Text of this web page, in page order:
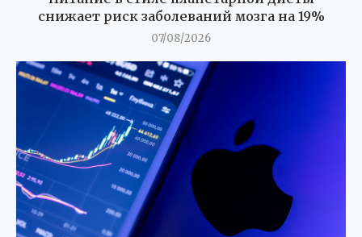
снижает риск заболеваний мозга на 19%
07/08/2026